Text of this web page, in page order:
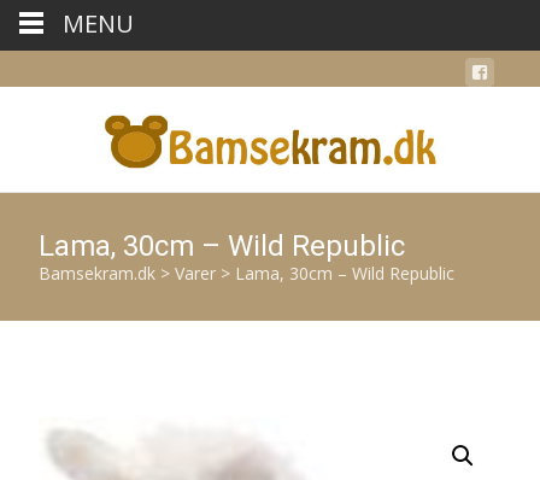
Lama, 30cm – Wild Republic
Bamsekram.dk > Varer > Lama, 30cm – Wild Republic
MENU